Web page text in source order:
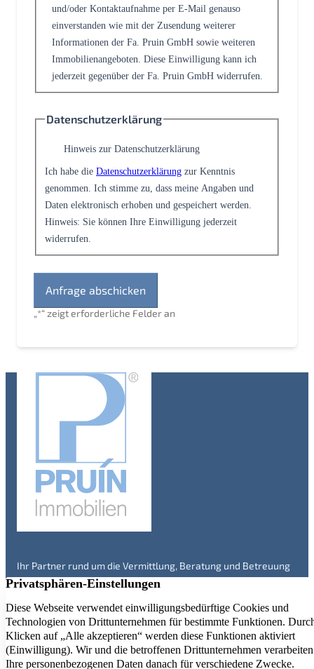
„*“ zeigt erforderliche Felder an
und/oder Kontaktaufnahme per E-Mail genauso
einverstanden wie mit der Zusendung weiterer
Informationen der Fa. Pruin GmbH sowie weiteren
Immobilienangeboten. Diese Einwilligung kann ich
jederzeit gegenüber der Fa. Pruin GmbH widerrufen.
Datenschutzerklärung
Hinweis zur Datenschutzerklärung
Ich habe die Datenschutzerklärung zur Kenntnis
genommen. Ich stimme zu, dass meine Angaben und
Daten elektronisch erhoben und gespeichert werden.
Hinweis: Sie können Ihre Einwilligung jederzeit
widerrufen.
Ihr Partner rund um die Vermittlung, Beratung und Betreuung
von Immobilien in Engelskirchen und Umgebung – seit über 20